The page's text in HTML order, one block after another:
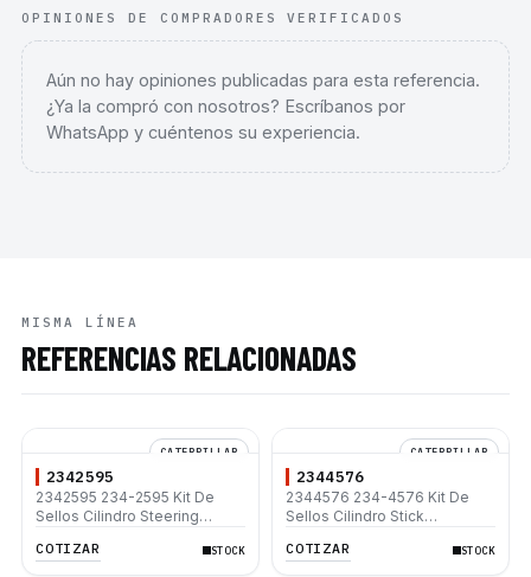
OPINIONES DE COMPRADORES VERIFICADOS
Aún no hay opiniones publicadas para esta referencia.
¿Ya la compró con nosotros? Escríbanos por
WhatsApp y cuéntenos su experiencia.
MISMA LÍNEA
REFERENCIAS RELACIONADAS
CATERPILLAR
2342595
2342595 234-2595 Kit De
Sellos Cilindro Steering
428E
COTIZAR STOCK
CATERPILLAR
2344576
2344576 234-4576 Kit De
Sellos Cilindro Stick
325D L
COTIZAR STOCK